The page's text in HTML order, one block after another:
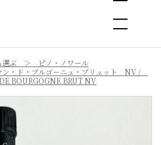
選ぶ
ピノ・ノワール
・ド・ブルゴーニュ・ブリュット NV /
BOURGOGNE BRUT NV